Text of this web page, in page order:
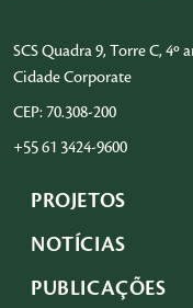
SCS Quadra 9, Torre C, 4º
Cidade Corporate
CEP: 70.308-200
+55 61 3424-9600
PROJETOS
NOTÍCIAS
PUBLICAÇÕES